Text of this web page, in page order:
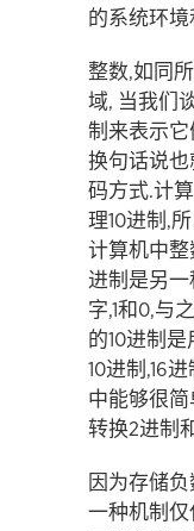
的系统环
整数,如同
域, 当我们
制来表示它
换句话说
码方式.计
理10进制,
计算机中整
进制是另一
字,1和0,与
的10进制
10进制,16
中能够很简
转换2进制
因为存储
一种机制